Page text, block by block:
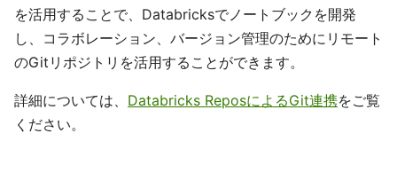
を活用することで、Databricksでノートブックを開発
し、コラボレーション、バージョン管理のためにリモート
のGitリポジトリを活用することができます。
詳細については、 Databricks ReposによるGit連携をご覧
ください。